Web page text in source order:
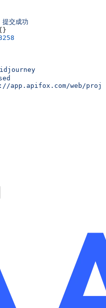
提交成功
app.apifox.com/web/